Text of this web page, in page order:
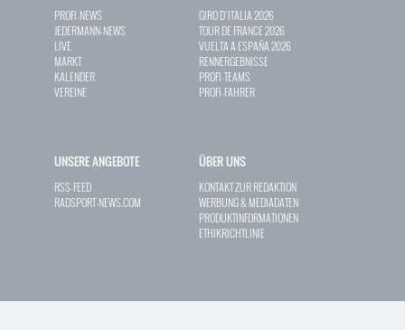
PROFI-NEWS
JEDERMANN-NEWS
LIVE
MARKT
KALENDER
VEREINE
GIRO D`ITALIA 2026
TOUR DE FRANCE 2026
VUELTA A ESPAÑA 2026
RENNERGEBNISSE
PROFI-TEAMS
PROFI-FAHRER
UNSERE ANGEBOTE
RSS-FEED
RADSPORT-NEWS.COM
ÜBER UNS
KONTAKT ZUR REDAKTION
WERBUNG & MEDIADATEN
PRODUKTINFORMATIONEN
ETHIKRICHTLINIE